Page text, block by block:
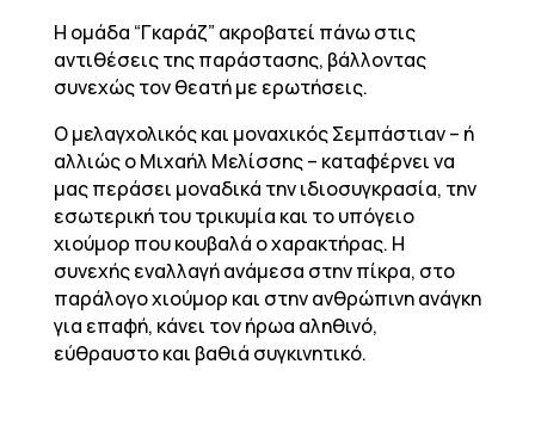
Η ομάδα “Γκαράζ” ακροβατεί πάνω στις
αντιθέσεις της παράστασης, βάλλοντας
συνεχώς τον θεατή με ερωτήσεις.
Ο μελαγχολικός και μοναχικός Σεμπάστιαν – ή
αλλιώς ο Μιχαήλ Μελίσσης – καταφέρνει να
μας περάσει μοναδικά την ιδιοσυγκρασία, την
εσωτερική του τρικυμία και το υπόγειο
χιούμορ που κουβαλά ο χαρακτήρας. Η
συνεχής εναλλαγή ανάμεσα στην πίκρα, στο
παράλογο χιούμορ και στην ανθρώπινη ανάγκη
για επαφή, κάνει τον ήρωα αληθινό,
εύθραυστο και βαθιά συγκινητικό.